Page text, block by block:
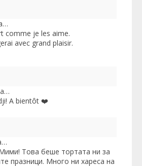
comme je les aime.
avec grand plaisir.
A bientôt ❤️
Това беше тортата ни за
празници. Много ни хареса на